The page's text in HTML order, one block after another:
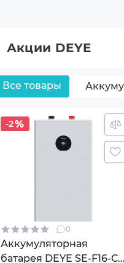
Акции DEYE
Все товары
-2
0
Аккумуляторная
батарея DEYE SE-F16-С